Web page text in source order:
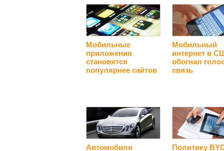
Мобильные
приложения
становятся
популярнее сайтов
Мобильный
интернет в
обогнал
связь
Автомобили
Политику